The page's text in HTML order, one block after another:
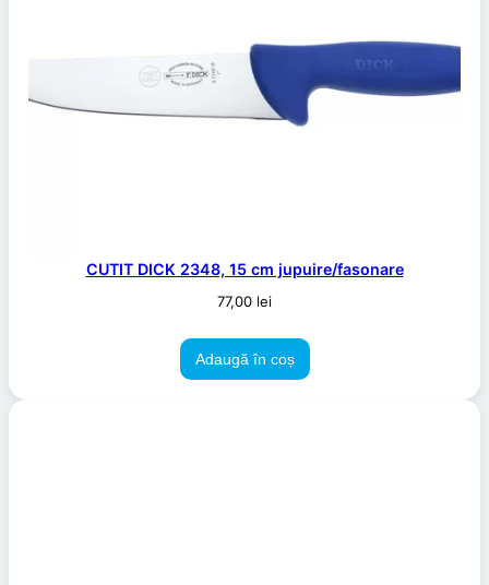
CUTIT DICK 2348, 15 cm jupuire/fasonare
77,00 lei
Adaugă în coș